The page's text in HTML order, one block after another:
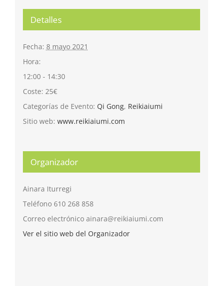
Detalles
Fecha: 8 mayo 2021
Hora:
12:00 - 14:30
Coste: 25€
Categorías de Evento: Qi Gong, Reikiaiumi
Sitio web: www.reikiaiumi.com
Organizador
Ainara Iturregi
Teléfono 610 268 858
Correo electrónico ainara@reikiaiumi.com
Ver el sitio web del Organizador